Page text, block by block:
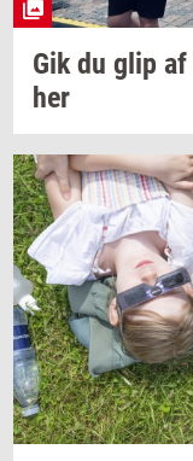
Gik du glip af
her